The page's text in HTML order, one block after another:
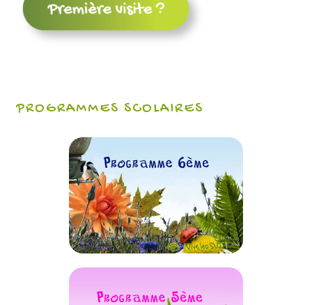
PROGRAMMES SCOLAIRES